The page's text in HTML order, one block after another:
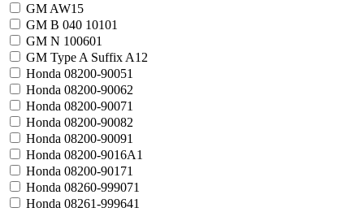
GM AW1 5
GM B 040 10101
GM N 100601
GM Type A Suffix A12
Honda 08200-90051
Honda 08200-90062
Honda 08200-90071
Honda 08200-90082
Honda 08200-90091
Honda 08200-9016A1
Honda 08200-90171
Honda 08260-999071
Honda 08261-999641